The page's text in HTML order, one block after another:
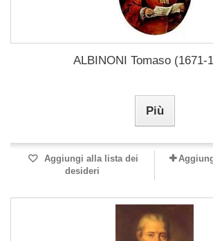
ALBINONI Tomaso (1671-
Più
Aggiungi alla lista dei
desideri